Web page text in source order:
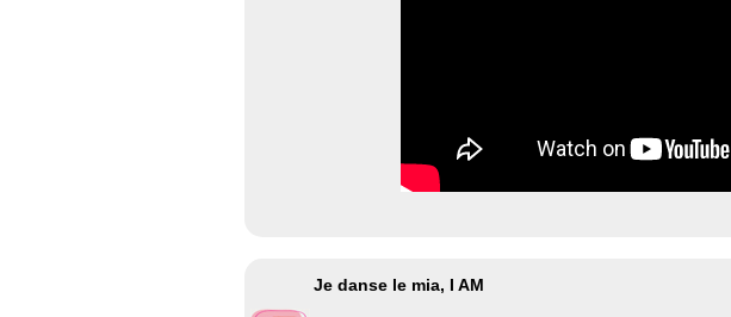
Je danse le mia, I AM